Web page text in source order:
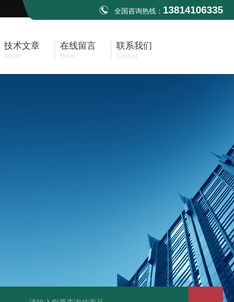
全国咨询热线： 13814106335
技术文章
Article
在线留言
Order
联系我们
Contact